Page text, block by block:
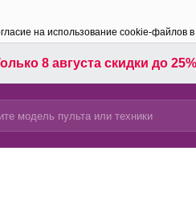
на использование cookie-файлов
8 августа скидки до